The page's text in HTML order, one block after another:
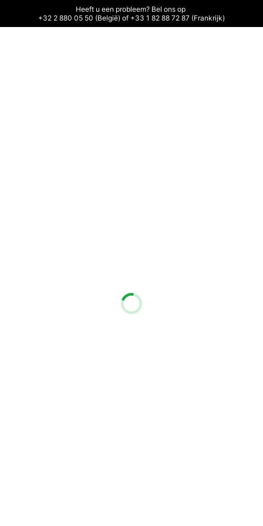
Heeft u een probleem? Bel ons op
+32 2 880 05 50 (België) of +33 1 82 88 72 87 (Frankrijk)